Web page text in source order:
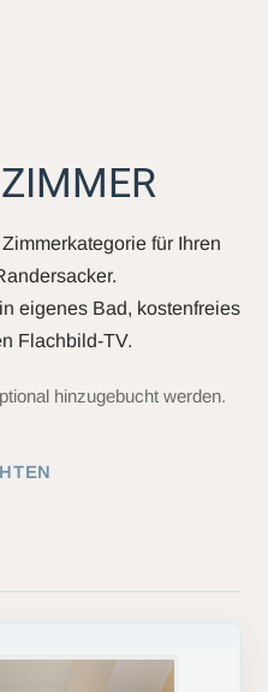
für Ihren
eigenes Bad, kostenfreies
Flachbild-TV.
hinzugebucht werden.